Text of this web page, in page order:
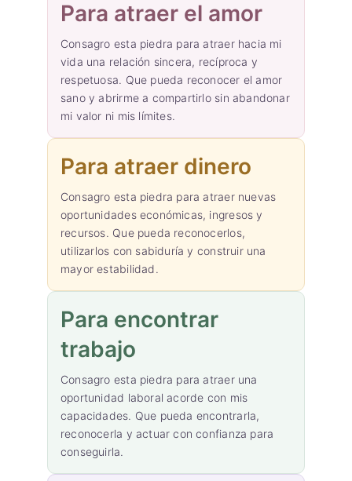
Para atraer el amor
Consagro esta piedra para atraer hacia mi
vida una relación sincera, recíproca y
respetuosa. Que pueda reconocer el amor
sano y abrirme a compartirlo sin abandonar
mi valor ni mis límites.
Para atraer dinero
Consagro esta piedra para atraer nuevas
oportunidades económicas, ingresos y
recursos. Que pueda reconocerlos,
utilizarlos con sabiduría y construir una
mayor estabilidad.
Para encontrar
trabajo
Consagro esta piedra para atraer una
oportunidad laboral acorde con mis
capacidades. Que pueda encontrarla,
reconocerla y actuar con confianza para
conseguirla.